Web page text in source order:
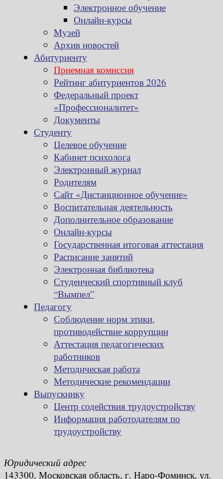
Электронное обучение
Онлайн-курсы
Музей
Архив новостей
Абитуриенту
Приемная комиссия
Рейтинг абитуриентов 2026
Федеральный проект
«Профессионалитет»
Документы
Студенту
Целевое обучение
Кабинет психолога
Электронный журнал
Родителям
Сайт «Дистанционное обучение»
Воспитательная деятельность
Дополнительное образование
Онлайн-курсы
Государственная итоговая аттестация
Расписание занятий
Электронная библиотека
Студенческий спортивный клуб
“Вымпел”
Педагогу
Соблюдение норм этики,
противодействие коррупции
Аттестация педагогических
работников
Методическая работа
Методические рекомендации
Выпускнику
Центр содействия трудоустройству
Информация работодателям по
трудоустройству
Юридический адрес
143300, Московская область, г. Наро-Фоминск, ул.